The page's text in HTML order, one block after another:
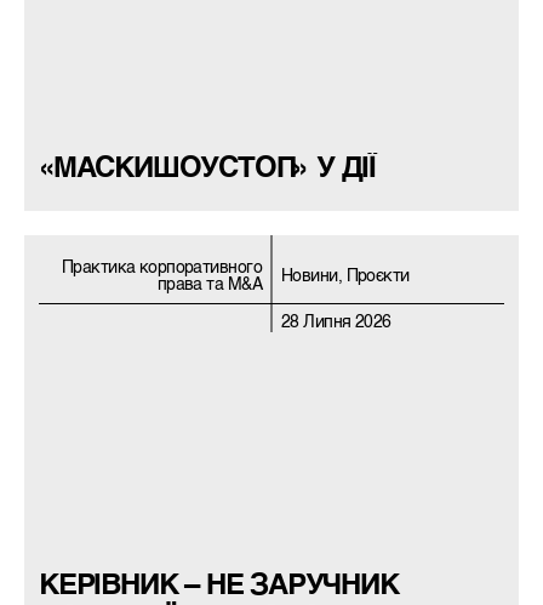
«МАСКИШОУСТОП» У ДІЇ
Практика корпоративного
права та M&A
Новини, Проєкти
28 Липня 2026
КЕРІВНИК – НЕ ЗАРУЧНИК